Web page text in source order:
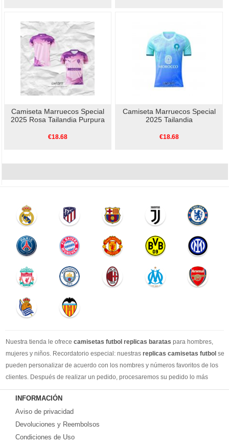
Camiseta Marruecos Special
2025 Rosa Tailandia Purpura
€18.68
Camiseta Marruecos Special
2025 Tailandia
€18.68
Nuestra tienda le ofrece camisetas futbol replicas baratas para hombres,
mujeres y niños. Recordatorio especial: nuestras replicas camisetas futbol se
pueden personalizar de acuerdo con los nombres y números favoritos de los
clientes. Después de realizar un pedido, procesaremos su pedido lo más
rápido posible, para que pueda recibir su camisetas de fútbol favorita cuando
la necesite. DHL / EMS / China Post y otro expreso, puede elegir libremente.
Llevamos más de 10 años comprometidos con esta industria, con una línea de
producción estable, un sólido equipo de servicio al cliente y una gran cantidad
de los clientes más leales. Tenemos suficiente experiencia para satisfacer tus
INFORMACIÓN
Aviso de privacidad
Devoluciones y Reembolsos
Condiciones de Uso